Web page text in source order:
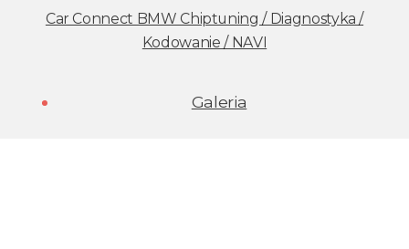
Car Connect BMW Chiptuning / Diagnostyka /
Kodowanie / NAVI
Galeria